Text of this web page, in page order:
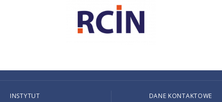
INSTYTUT
DANE KONTAKTOWE